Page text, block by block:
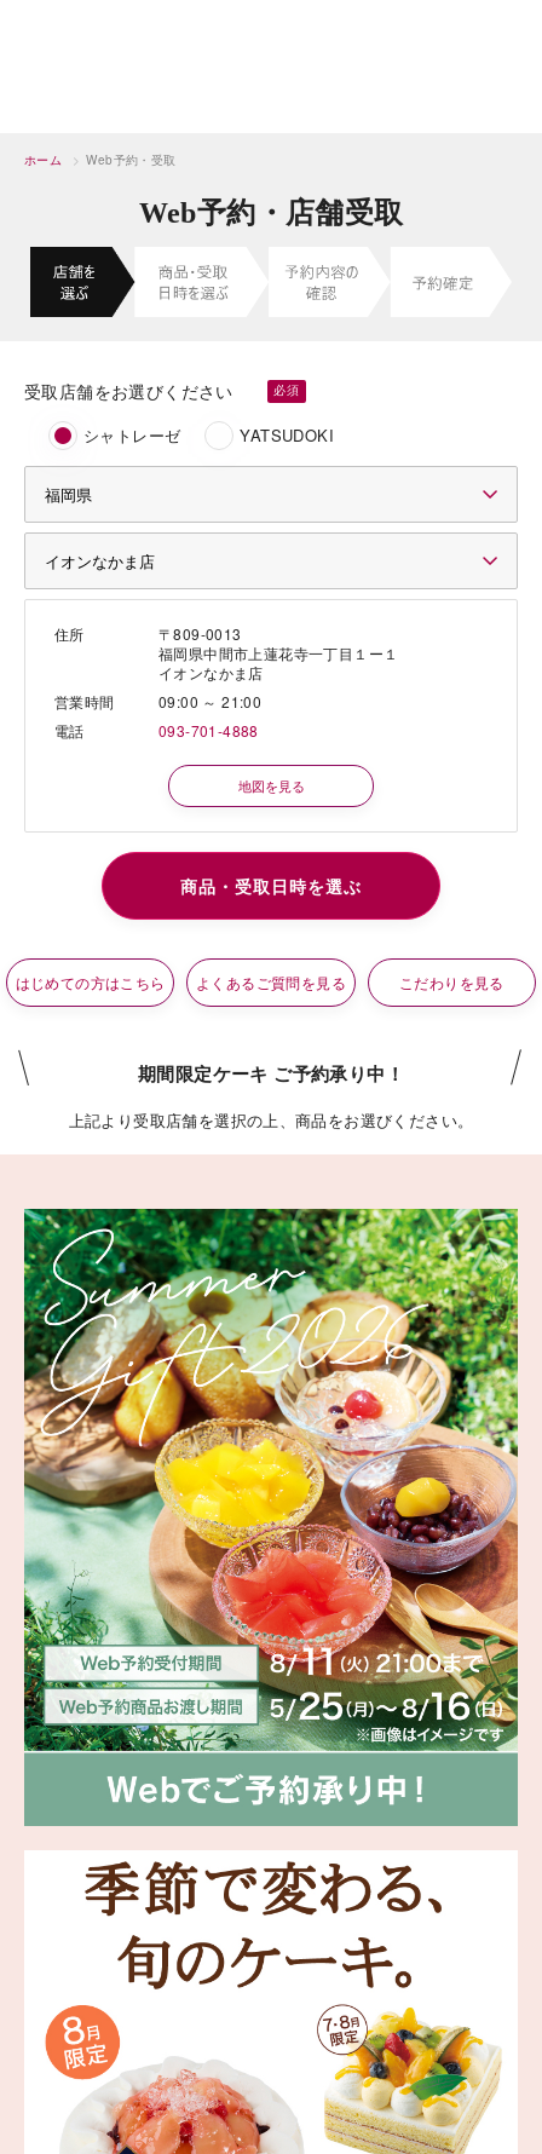
ホーム > Web予約・受取
Web予約・店舗受取
受取店舗をお選びください
シャトレーゼ YATSUDOKI
住所
〒809-0013
福岡県中間市上蓮花寺一丁目１ー１
イオンなかま店
営業時間
09:00 ～ 21:00
電話
093-701-4888
地図を見る
はじめての方はこちら よくあるご質問を見る こだわりを見る
期間限定ケーキ ご予約承り中！
上記より受取店舗を選択の上、商品をお選びください。
岳や末広がりを意味す
つ時」という意味を込
。雄大な八ヶ岳山麓の自
れる、こだわりのスイー
海外 Overseas shops
Malaysia
UAE
Thailand